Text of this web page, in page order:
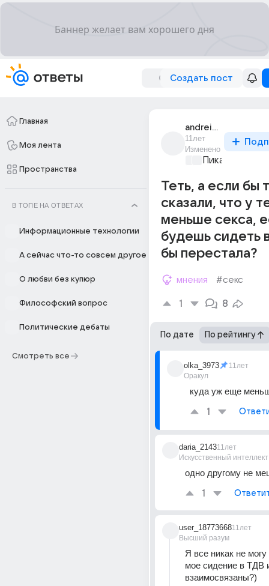
Создать пост
Главная
Моя лента
Пространства
В ТОПЕ НА ОТВЕТАХ
Информационные технологии
А сейчас что-то совсем другое
О любви без купюр
Философский вопрос
Политические дебаты
Смотреть все
andrei_senchuk_15
11лет
Изменено
Пикантно о
Теть, а если бы
сказали, что у
меньше секса,
будешь сидеть
бы перестала?
мнения #секс
1 8
По дате По рейтингу
olka_3973
Оракул
11лет
куда уж еще
1
daria_2143
Искусственный интеллект
11лет
одно другому не
1
user_18773668
Высший разум
11лет
Я все никак не могу
мое сидение в ТДВ
взаимосвязаны?)